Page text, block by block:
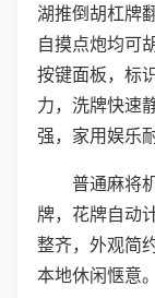
湖推倒胡杠牌
自摸点炮均可
按键面板，标
力，洗牌快速
强，家用娱乐
普通麻将
牌，花牌自动
整齐，外观简
本地休闲惬意。